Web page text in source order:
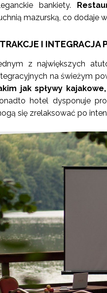
bankiety.
mazurską, co dodaje
I INTEGRACJA
z największych
na świeżym
jak spływy
hotel dysponuje
się zrelaksować po